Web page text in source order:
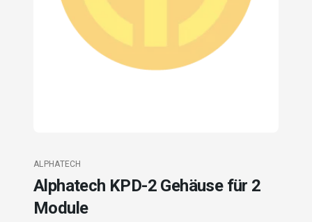
ALPHATECH
Alphatech KPD-2 Gehäuse für 2
Module